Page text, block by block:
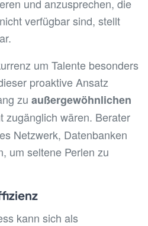
und anzusprechen, die
verfügbar sind, stellt
um Talente besonders
proaktive Ansatz
zu außergewöhnlichen
zugänglich wären. Berater
Netzwerk, Datenbanken
um seltene Perlen zu
kann sich als